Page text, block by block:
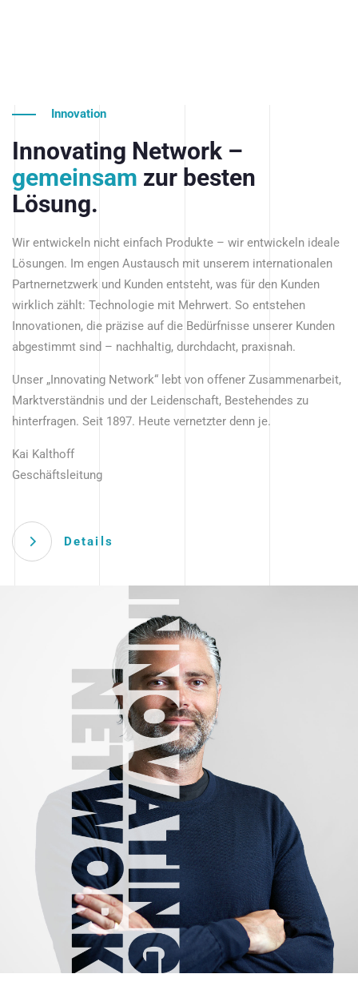
Innovation
Innovating Network –
gemeinsam zur besten
Lösung.
Wir entwickeln nicht einfach Produkte – wir entwickeln ideale
Lösungen. Im engen Austausch mit unserem internationalen
Partnernetzwerk und Kunden entsteht, was für den Kunden
wirklich zählt: Technologie mit Mehrwert. So entstehen
Innovationen, die präzise auf die Bedürfnisse unserer Kunden
abgestimmt sind – nachhaltig, durchdacht, praxisnah.
Unser „Innovating Network“ lebt von offener Zusammenarbeit,
Marktverständnis und der Leidenschaft, Bestehendes zu
hinterfragen. Seit 1897. Heute vernetzter denn je.
Kai Kalthoff
Geschäftsleitung
Details